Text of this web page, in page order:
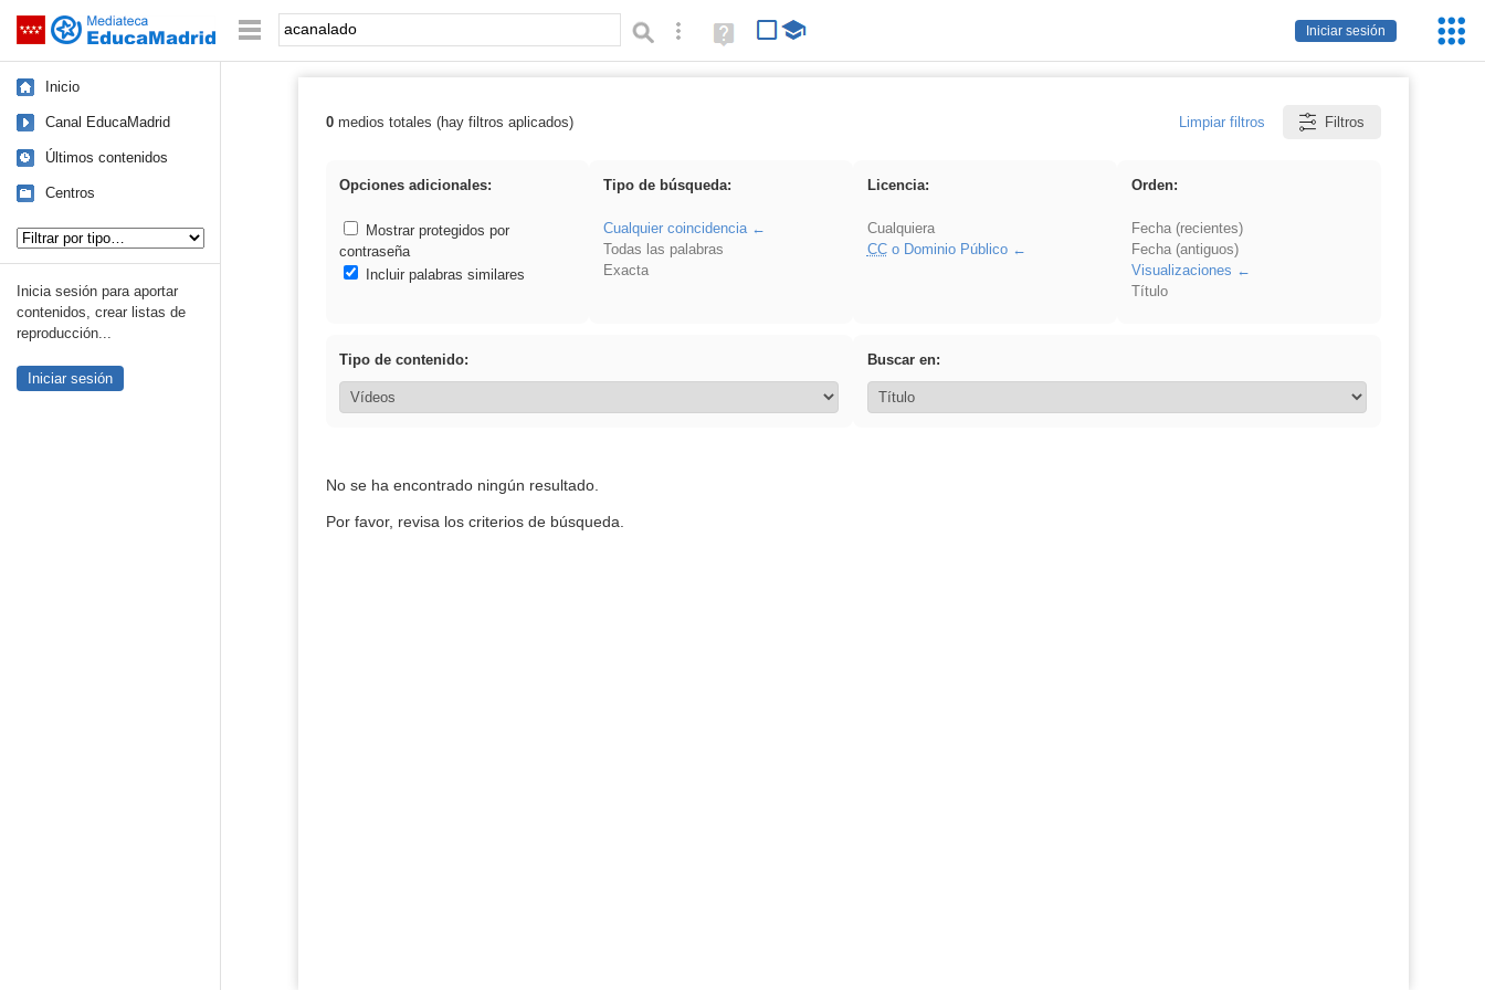
Saltar navegación
Iniciar sesión
Palabra o frase: Búsqueda avanzada
Ayuda
(en
Inicio
Canal EducaMadrid
Últimos contenidos
Centros
Inicia sesión para aportar
contenidos, crear listas de
reproducción...
Iniciar sesión
Resultados de: acanalado
0medios totales (hay filtros aplicados) Limpiar filtros Filtros
Opciones adicionales:
Mostrar protegidos por
contraseña
Incluir palabras similares
Tipo de búsqueda:
Cualquier coincidencia
Todas las palabras
Exacta
Licencia:
Cualquiera
CCo Dominio Público
Orden:
Fecha (recientes)
Fecha (antiguos)
Visualizaciones
Título
Tipo de contenido: Buscar en:
No se ha encontrado ningún resultado.
Por favor, revisa los criterios de búsqueda.